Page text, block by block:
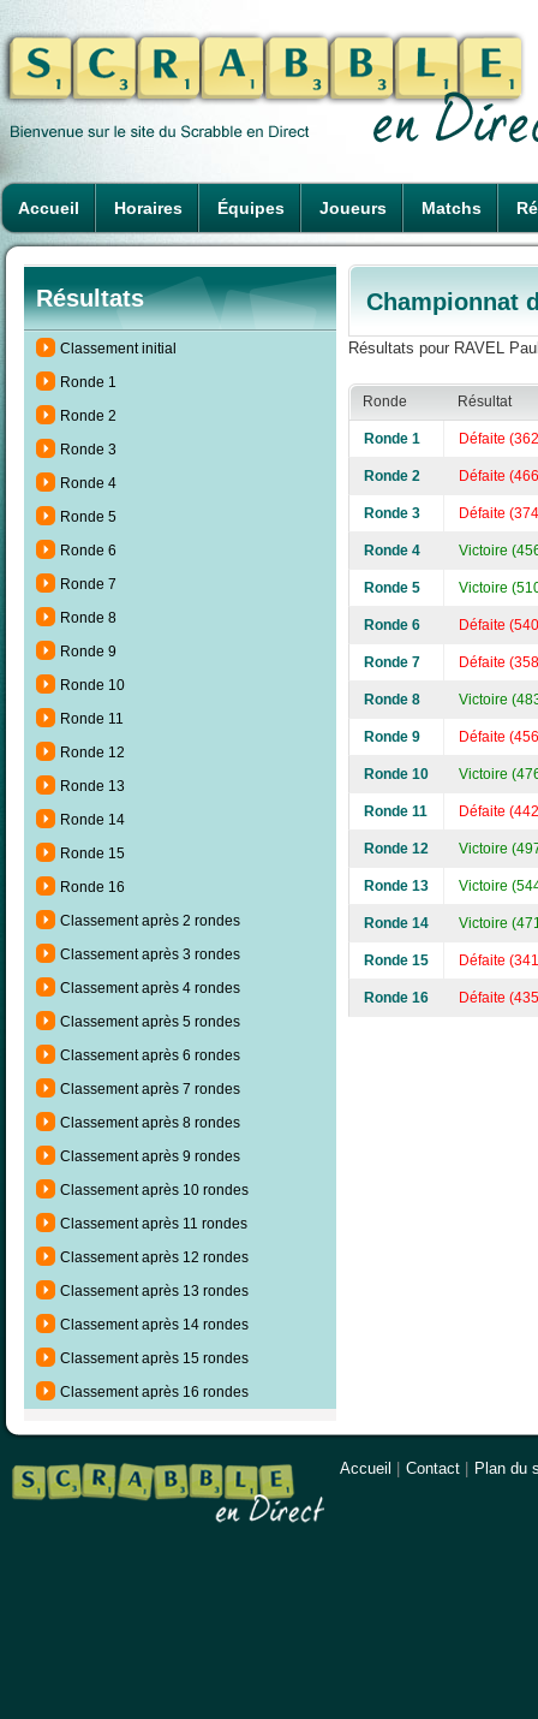
Accueil Horaires Équipes Joueurs Matchs
Résultats
Classement initial
Ronde 1
Ronde 2
Ronde 3
Ronde 4
Ronde 5
Ronde 6
Ronde 7
Ronde 8
Ronde 9
Ronde 10
Ronde 11
Ronde 12
Ronde 13
Ronde 14
Ronde 15
Ronde 16
Classement après 2 rondes
Classement après 3 rondes
Classement après 4 rondes
Classement après 5 rondes
Classement après 6 rondes
Classement après 7 rondes
Classement après 8 rondes
Classement après 9 rondes
Classement après 10 rondes
Classement après 11 rondes
Classement après 12 rondes
Classement après 13 rondes
Classement après 14 rondes
Classement après 15 rondes
Classement après 16 rondes
Championnat
Résultats pour RAVEL
Ronde Résultat
Ronde 1 Défaite
Ronde 2 Défaite
Ronde 3 Défaite
Ronde 4 Victoire
Ronde 5 Victoire
Ronde 6 Défaite
Ronde 7 Défaite
Ronde 8 Victoire
Ronde 9 Défaite
Ronde 10 Victoire
Ronde 11 Défaite
Ronde 12 Victoire
Ronde 13 Victoire
Ronde 14 Victoire
Ronde 15 Défaite
Ronde 16 Défaite
Accueil Contact Plan du